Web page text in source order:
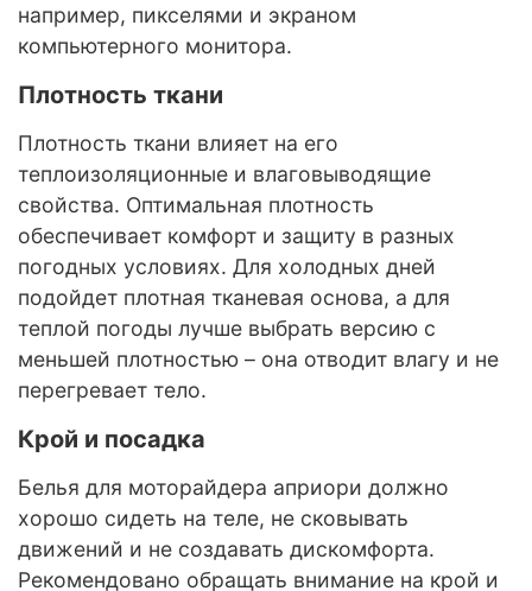
например, пикселями и экраном
компьютерного монитора.
Плотность ткани
Плотность ткани влияет на его
теплоизоляционные и влаговыводящие
свойства. Оптимальная плотность
обеспечивает комфорт и защиту в разных
погодных условиях. Для холодных дней
подойдет плотная тканевая основа, а для
теплой погоды лучше выбрать версию с
меньшей плотностью – она отводит влагу и не
перегревает тело.
Крой и посадка
Белья для моторайдера априори должно
хорошо сидеть на теле, не сковывать
движений и не создавать дискомфорта.
Рекомендовано обращать внимание на крой и